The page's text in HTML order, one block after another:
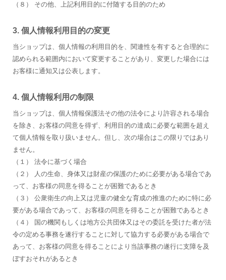
（８） その他、上記利用目的に付随する目的のため
3. 個人情報利用目的の変更
当ショップは、個人情報の利用目的を、関連性を有すると合理的に
認められる範囲内において変更することがあり、変更した場合には
お客様に通知又は公表します。
4. 個人情報利用の制限
当ショップは、個人情報保護法その他の法令により許容される場合
を除き、お客様の同意を得ず、利用目的の達成に必要な範囲を超え
て個人情報を取り扱いません。但し、次の場合はこの限りではあり
ません。
（１） 法令に基づく場合
（２） 人の生命、身体又は財産の保護のために必要がある場合であ
って、お客様の同意を得ることが困難であるとき
（３） 公衆衛生の向上又は児童の健全な育成の推進のために特に必
要がある場合であって、お客様の同意を得ることが困難であるとき
（４） 国の機関もしくは地方公共団体又はその委託を受けた者が法
令の定める事務を遂行することに対して協力する必要がある場合で
あって、お客様の同意を得ることにより当該事務の遂行に支障を及
ぼすおそれがあるとき